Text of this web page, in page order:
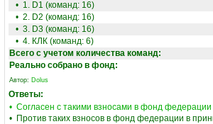
• 1. D1 (команд: 16)
• 2. D2 (команд: 16)
• 3. D3 (команд: 16)
• 4. КЛК (команд: 6)
Всего с учетом количества команд:
Реально собрано в фонд:
Автор: Dolus
Ответы:
• Согласен с такими взносами в фонд федерации
• Против таких взносов в фонд федерации в